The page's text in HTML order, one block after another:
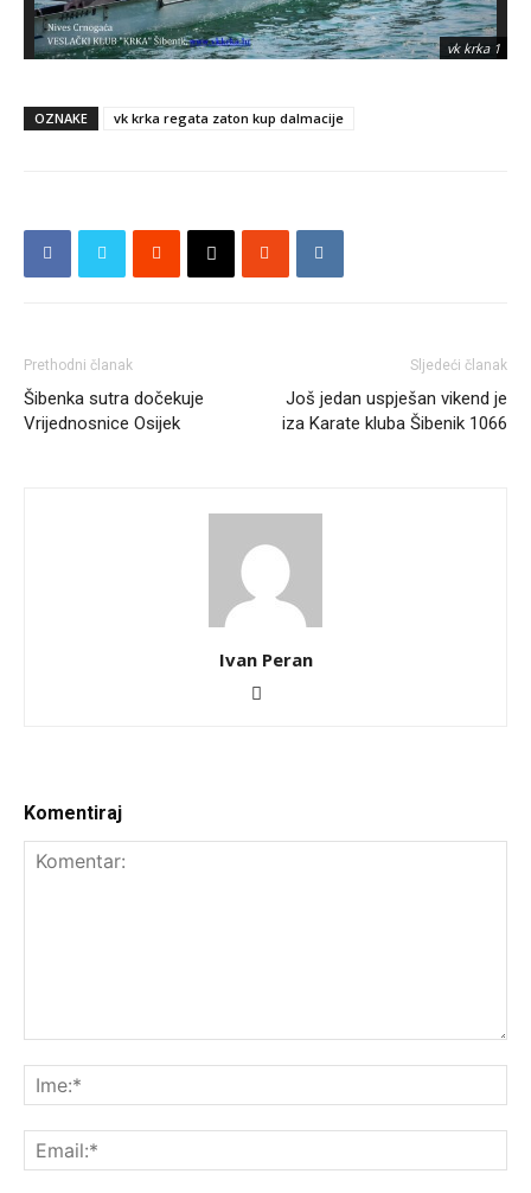
vk krka 1
OZNAKE vk krka regata zaton kup dalmacije
Prethodni članak
Šibenka sutra dočekuje
Vrijednosnice Osijek
Sljedeći članak
Još jedan uspješan vikend je
iza Karate kluba Šibenik 1066
Ivan Peran
Komentiraj